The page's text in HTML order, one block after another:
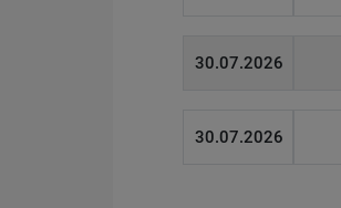
30.07.2026
30.07.2026